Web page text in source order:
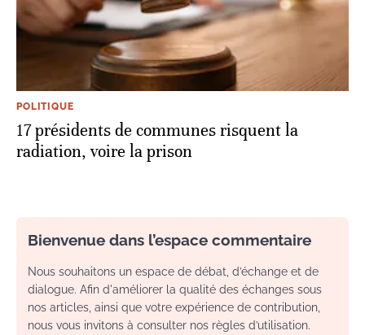
POLITIQUE
17 présidents de communes risquent la
radiation, voire la prison
Bienvenue dans l’espace commentaire
Nous souhaitons un espace de débat, d’échange et de
dialogue. Afin d'améliorer la qualité des échanges sous
nos articles, ainsi que votre expérience de contribution,
nous vous invitons à consulter nos règles d’utilisation.